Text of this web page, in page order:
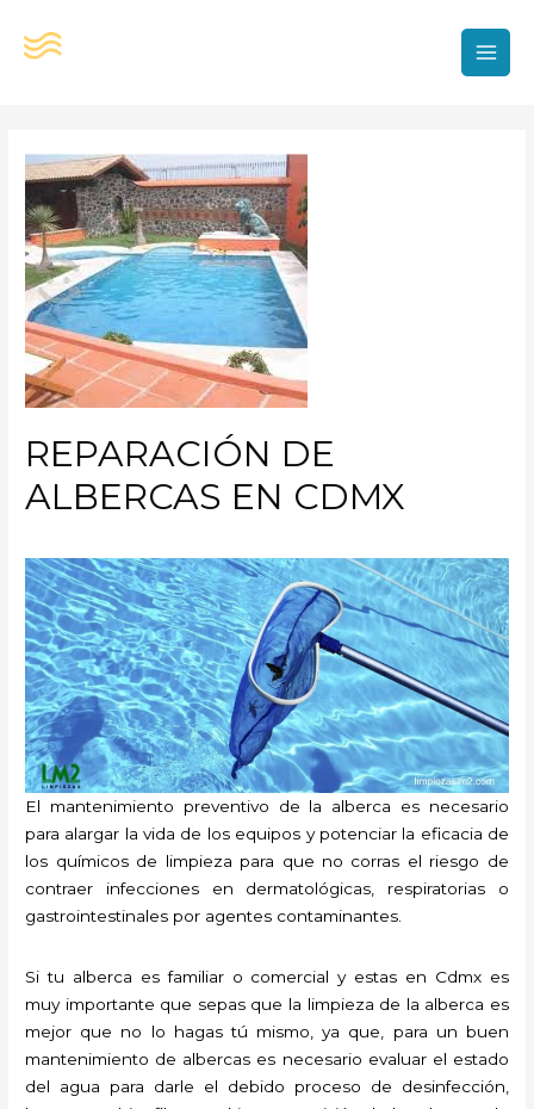
REPARACIÓN DE
ALBERCAS EN CDMX
El mantenimiento preventivo de la alberca es necesario
para alargar la vida de los equipos y potenciar la eficacia de
los químicos de limpieza para que no corras el riesgo de
contraer infecciones en dermatológicas, respiratorias o
gastrointestinales por agentes contaminantes.
Si tu alberca es familiar o comercial y estas en Cdmx es
muy importante que sepas que la limpieza de la alberca es
mejor que no lo hagas tú mismo, ya que, para un buen
mantenimiento de albercas es necesario evaluar el estado
del agua para darle el debido proceso de desinfección,